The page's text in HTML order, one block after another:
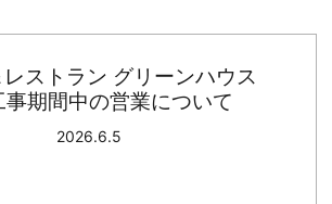
ストラン グリーンハウス
事期間中の営業について
2026.6.5